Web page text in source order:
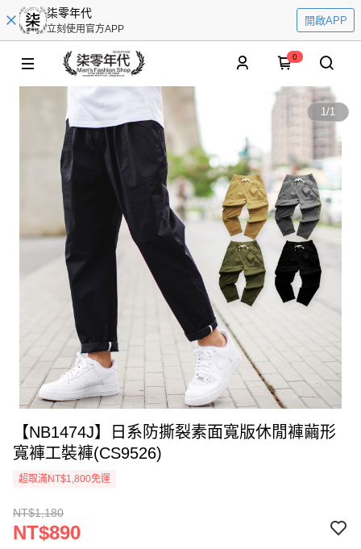
柒零年代
立刻使用官方APP
開啟APP
0
1/1
【NB1474J】日系防撕裂素面寬版休閒褲繭形
寬褲工裝褲(CS9526)
超取滿NT$1,800免運
NT$1,180
NT$890